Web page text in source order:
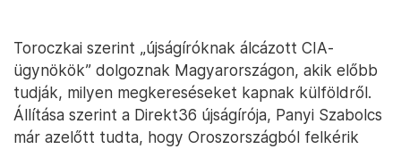
Toroczkai szerint „újságíróknak álcázott CIA-
ügynökök” dolgoznak Magyarországon, akik előbb
tudják, milyen megkereséseket kapnak külföldről.
Állítása szerint a Direkt36 újságírója, Panyi Szabolcs
már azelőtt tudta, hogy Oroszországból felkérik